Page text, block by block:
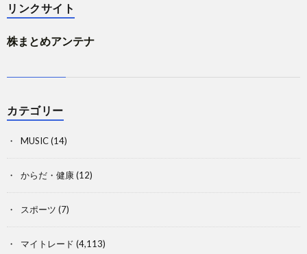
リンクサイト
株まとめアンテナ
カテゴリー
MUSIC(14)
からだ・健康(12)
スポーツ (7)
マイトレード (4,113)